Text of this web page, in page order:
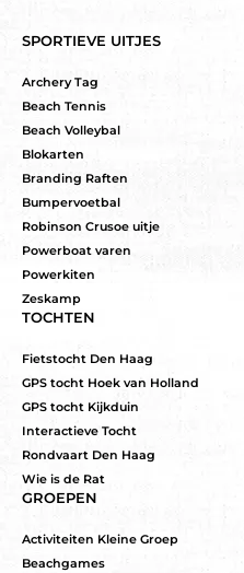
SPORTIEVE UITJES
Archery Tag
Beach Tennis
Beach Volleybal
Blokarten
Branding Raften
Bumpervoetbal
Robinson Crusoe uitje
Powerboat varen
Powerkiten
Zeskamp
TOCHTEN
Fietstocht Den Haag
GPS tocht Hoek van Holland
GPS tocht Kijkduin
Interactieve Tocht
Rondvaart Den Haag
Wie is de Rat
GROEPEN
Activiteiten Kleine Groep
Beachgames